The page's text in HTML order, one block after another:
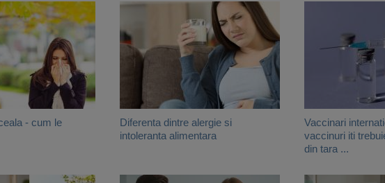
- cum le
Diferenta dintre alergie si
intoleranta alimentara
Vaccinari
vaccinuri iti
din tara ...